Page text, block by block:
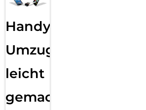
Handy
Umzug
leicht
gemacht!